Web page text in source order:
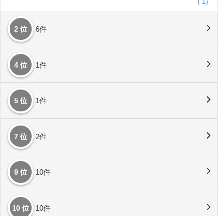
( 1)
2 位 6件
4 位 1件
5 位 1件
7 位 2件
9 位 10件
10 位 10件